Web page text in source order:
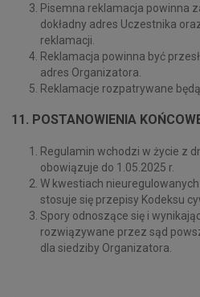
Pisemna reklamacja powinna
dokładny adres Uczestnika
reklamacji.
Reklamacja powinna być
adres Organizatora.
Reklamacje rozpatrywane
11. POSTANOWIENIA
Regulamin wchodzi w życie z
obowiązuje do 1.05.2025 r.
W kwestiach
stosuje się przepisy Kodeksu
Spory odnoszące się i
rozwiązywane przez sąd
dla siedziby Organizatora.